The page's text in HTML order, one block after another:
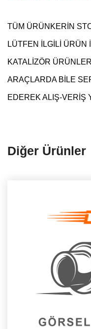
TÜM ÜRÜNKERİN
LÜTFEN İLGİLİ ÜRÜN
KATALİZÖR
ARAÇLARDA BİLE
EDEREK ALIŞ-VERİŞ
Diğer Ürünler